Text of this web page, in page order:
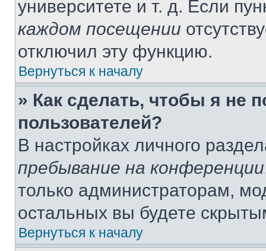
университете и т. д. Если
каждом посещении
отключил эту функцию.
Вернуться к началу
» Как сделать, чтобы я не
пользователей?
В настройках личного
пребывание на конференции
только администраторам,
остальных вы будете
Вернуться к началу